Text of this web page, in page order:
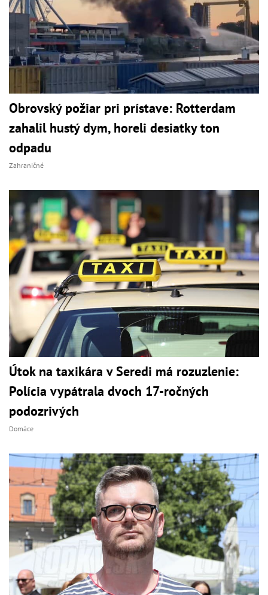
Obrovský požiar pri prístave: Rotterdam
zahalil hustý dym, horeli desiatky ton
odpadu
Zahraničné
Útok na taxikára v Seredi má rozuzlenie:
Polícia vypátrala dvoch 17-ročných
podozrivých
Domáce